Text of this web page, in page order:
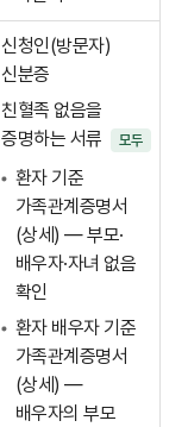
신청인(방문자)
신분증
친혈족 없음을
증명하는 서류
모두
환자 기준
가족관계증명서
(상세) — 부모·
배우자·자녀 없음
확인
환자 배우자 기준
가족관계증명서
(상세) —
배우자의 부모